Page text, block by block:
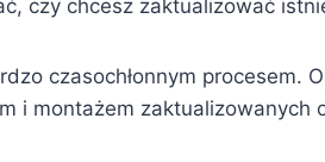
czy chcesz zaktualizować
czasochłonnym procesem.
i montażem zaktualizowanych